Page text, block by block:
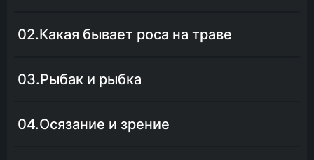
02.Какая бывает роса на траве
03.Рыбак и рыбка
04.Осязание и зрение